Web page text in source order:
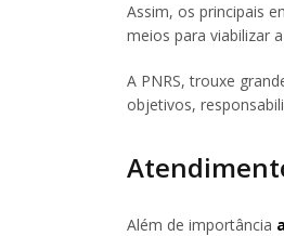
Assim, os principais
meios para viabilizar
A PNRS, trouxe
objetivos,
Além de importância